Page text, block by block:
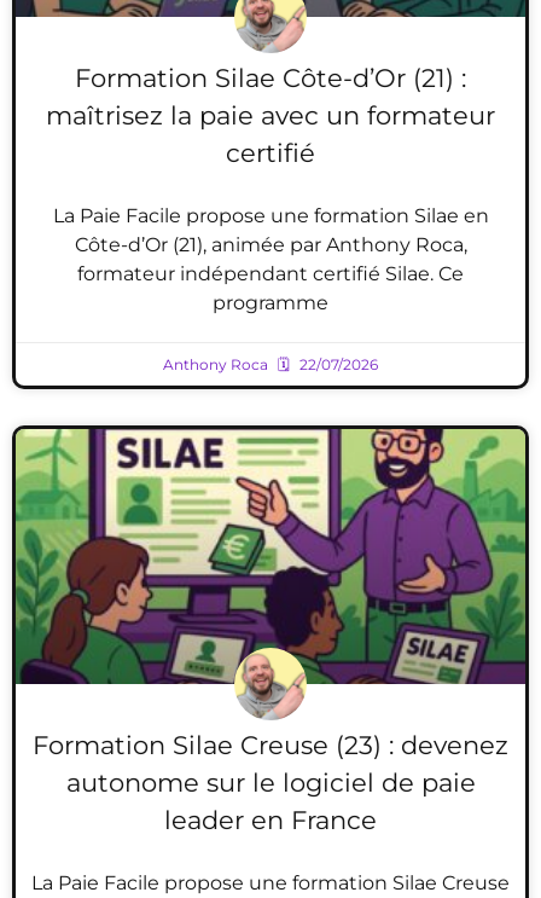
Formation Silae Côte-d’Or (21) :
maîtrisez la paie avec un formateur
certifié
La Paie Facile propose une formation Silae en
Côte-d’Or (21), animée par Anthony Roca,
formateur indépendant certifié Silae. Ce
programme
Anthony Roca 22/07/2026
Formation Silae Creuse (23) : devenez
autonome sur le logiciel de paie
leader en France
La Paie Facile propose une formation Silae Creuse